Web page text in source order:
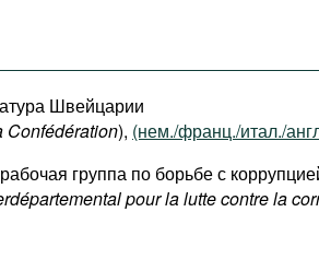
Швейцарии
Confédération), (нем./франц./итал./
группа по борьбе с
pour la lutte contre la